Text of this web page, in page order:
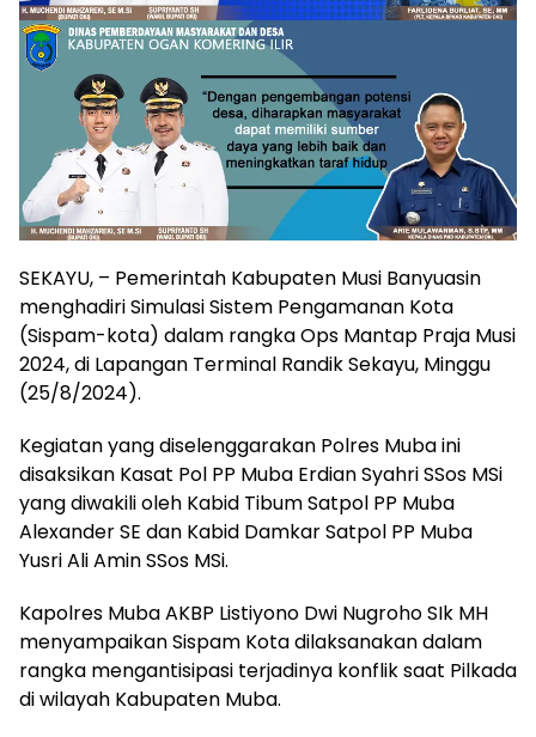
SEKAYU, – Pemerintah Kabupaten Musi Banyuasin
menghadiri Simulasi Sistem Pengamanan Kota
(Sispam-kota) dalam rangka Ops Mantap Praja Musi
2024, di Lapangan Terminal Randik Sekayu, Minggu
(25/8/2024).
Kegiatan yang diselenggarakan Polres Muba ini
disaksikan Kasat Pol PP Muba Erdian Syahri SSos MSi
yang diwakili oleh Kabid Tibum Satpol PP Muba
Alexander SE dan Kabid Damkar Satpol PP Muba
Yusri Ali Amin SSos MSi.
Kapolres Muba AKBP Listiyono Dwi Nugroho SIk MH
menyampaikan Sispam Kota dilaksanakan dalam
rangka mengantisipasi terjadinya konflik saat Pilkada
di wilayah Kabupaten Muba.